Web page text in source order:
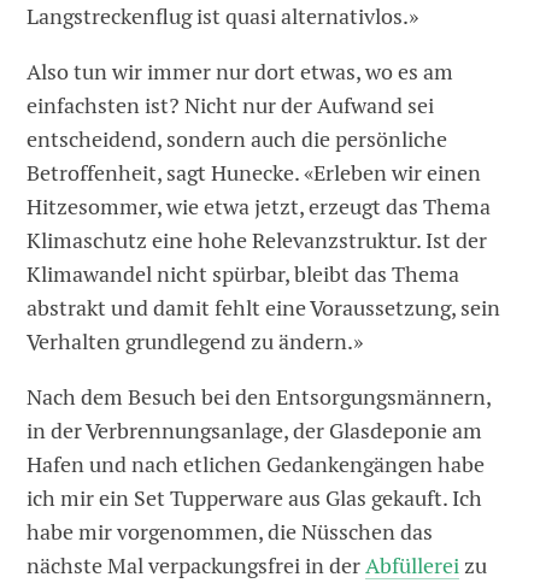
Langstreckenflug ist quasi alternativlos.»
Also tun wir immer nur dort etwas, wo es am
einfachsten ist? Nicht nur der Aufwand sei
entscheidend, sondern auch die persönliche
Betroffenheit, sagt Hunecke. «Erleben wir einen
Hitzesommer, wie etwa jetzt, erzeugt das Thema
Klimaschutz eine hohe Relevanzstruktur. Ist der
Klimawandel nicht spürbar, bleibt das Thema
abstrakt und damit fehlt eine Voraussetzung, sein
Verhalten grundlegend zu ändern.»
Nach dem Besuch bei den Entsorgungsmännern,
in der Verbrennungsanlage, der Glasdeponie am
Hafen und nach etlichen Gedankengängen habe
ich mir ein Set Tupperware aus Glas gekauft. Ich
habe mir vorgenommen, die Nüsschen das
nächste Mal verpackungsfrei in derAbfüllereizu